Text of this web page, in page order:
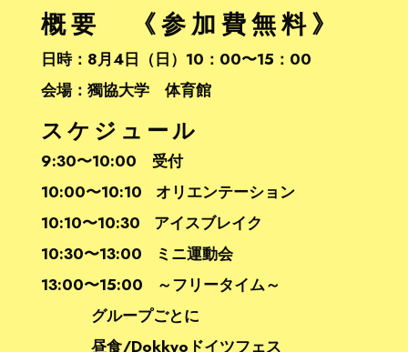
概要 《参加費無料》
日時：8月4日（日）10：00〜15：00
会場：獨協大学 体育館
スケジュール
9:30〜10:00 受付
10:00〜10:10 オリエンテーション
10:10〜10:30 アイスブレイク
10:30〜13:00 ミニ運動会
13:00〜15:00 ～フリータイム～
グループごとに
昼食/Dokkyoドイツフェス